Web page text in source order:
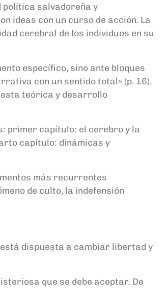
salvadoreña y
ideas con un curso de acción. La
cerebral de los individuos en su
específico, sino ante bloques
con un sentido total» (p. 16).
teórica y desarrollo
primer capítulo: el cerebro y la
capítulo: dinámicas y
más recurrentes
de culto, la indefensión
dispuesta a cambiar libertad y
que se debe aceptar. De